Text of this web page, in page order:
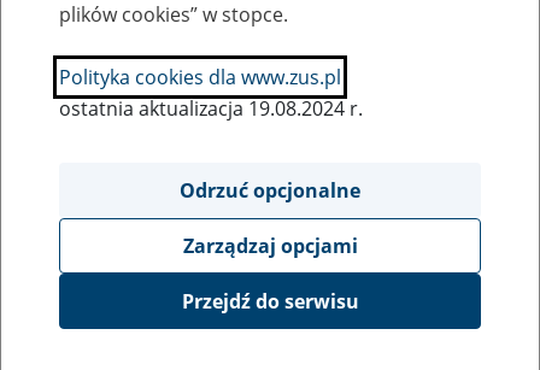
SZUKAJ
Ukryj wszystkie pozycje bazy
Zakład Budowlano- Montażowy -
plików cookies” w stopce.
Polityka cookies dla www.zus.pl
ostatnia aktualizacja 19.08.2024 r.
Odrzuć opcjonalne
Zarządzaj opcjami
Przejdź do serwisu